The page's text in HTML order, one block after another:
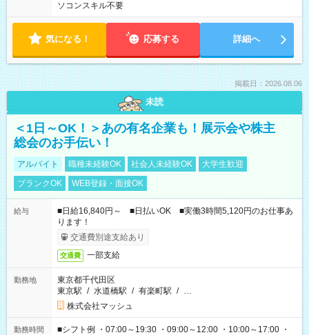
ソコンスキル不要
気になる！ 応募する 詳細へ
掲載日：2026.08.06
未読
＜1日～OK！＞あの有名企業も！展示会や株主
総会のお手伝い！
アルバイト 職種未経験OK 社会人未経験OK
大学生歓迎
ブランクOK
WEB登録・面接OK
給与
■日給16,840円～ ■日払いOK ■実働3時間5,120円のお仕事あ
ります！
交通費別途支給あり
交通費 一部支給
勤務地
東京都千代田区
東京駅 / 水道橋駅 / 有楽町駅 / …
株式会社マッシュ
勤務時間
■シフト例 ・07:00～19:30 ・09:00～12:00 ・10:00～17:00 ・